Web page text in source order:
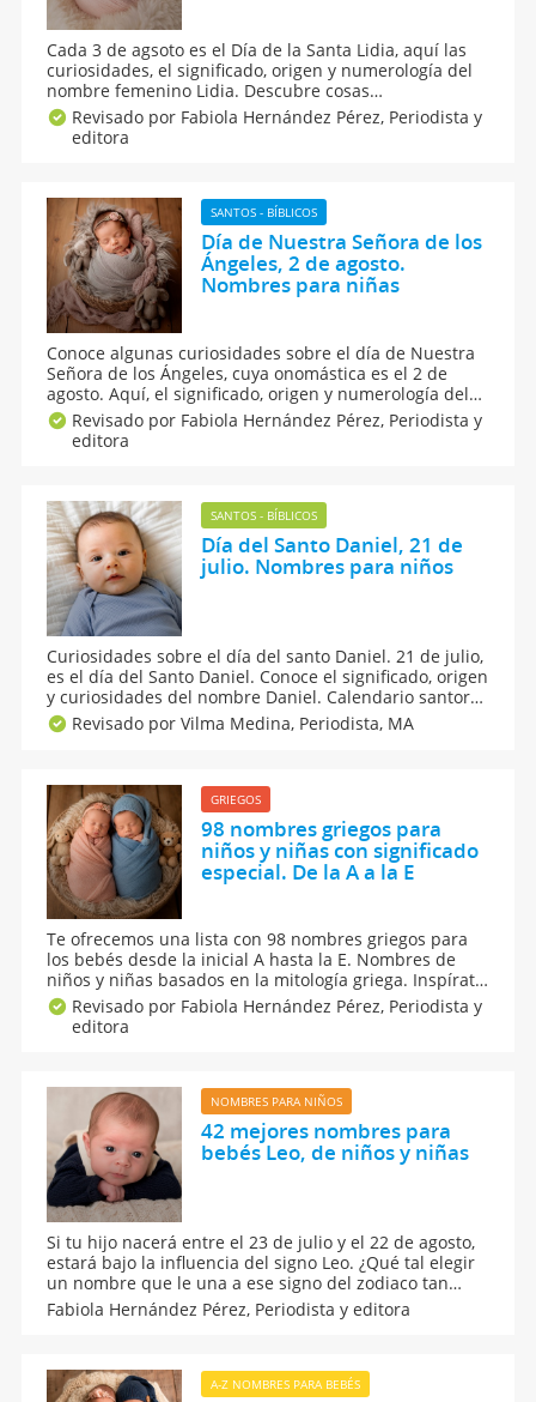
Cada 3 de agsoto es el Día de la Santa Lidia, aquí las
curiosidades, el significado, origen y numerología del
nombre femenino Lidia. Descubre cosas
sorprendentes sobre el nombre de Lidia para niñas,
así como nuestras sugerencias de nombres
compuestos para este lindísimo apodo de origen
Revisado por Fabiola Hernández Pérez, Periodista y
editora
SANTOS - BÍBLICOS
Día de Nuestra Señora de los
Ángeles, 2 de agosto.
Nombres para niñas
Conoce algunas curiosidades sobre el día de Nuestra
Señora de los Ángeles, cuya onomástica es el 2 de
agosto. Aquí, el significado, origen y numerología del
nombre Ángeles para niñas. Si aún no te decides por
este nombre, puedes combinarlo con otros, ¡estamos
seguras que lo amarás para tu nena!
Revisado por Fabiola Hernández Pérez, Periodista y
editora
SANTOS - BÍBLICOS
Día del Santo Daniel, 21 de
julio. Nombres para niños
Curiosidades sobre el día del santo Daniel. 21 de julio,
es el día del Santo Daniel. Conoce el significado, origen
y curiosidades del nombre Daniel. Calendario santoral
de la onomástica de todos los nombres de santo.
Descubre cosas sorprendentes sobre el nombre de
Revisado por Vilma Medina, Periodista, MA
GRIEGOS
98 nombres griegos para
niños y niñas con significado
especial. De la A a la E
Te ofrecemos una lista con 98 nombres griegos para
los bebés desde la inicial A hasta la E. Nombres de
niños y niñas basados en la mitología griega. Inspírate
en esos nombres griegos para elegir el nombre de tu
bebé. Llega un momento a lo largo del embarazo que
Revisado por Fabiola Hernández Pérez, Periodista y
editora
NOMBRES PARA NIÑOS
42 mejores nombres para
bebés Leo, de niños y niñas
Si tu hijo nacerá entre el 23 de julio y el 22 de agosto,
estará bajo la influencia del signo Leo. ¿Qué tal elegir
un nombre que le una a ese signo del zodiaco tan
marcado por un carácter fuerte? ¿Qué dice el
horóscopo? Estos son los 42 mejores nombres de
Fabiola Hernández Pérez, Periodista y editora
A-Z NOMBRES PARA BEBÉS